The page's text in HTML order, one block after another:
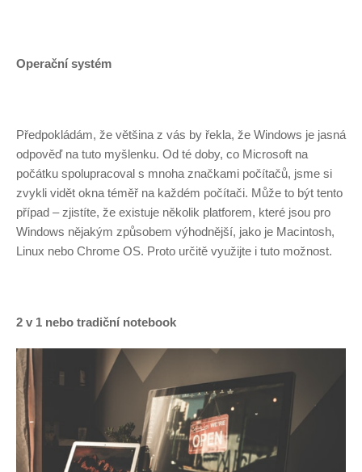
Operační systém
Předpokládám, že většina z vás by řekla, že Windows je jasná
odpověď na tuto myšlenku. Od té doby, co Microsoft na
počátku spolupracoval s mnoha značkami počítačů, jsme si
zvykli vidět okna téměř na každém počítači. Může to být tento
případ – zjistíte, že existuje několik platforem, které jsou pro
Windows nějakým způsobem výhodnější, jako je Macintosh,
Linux nebo Chrome OS. Proto určitě využijte i tuto možnost.
2 v 1 nebo tradiční notebook